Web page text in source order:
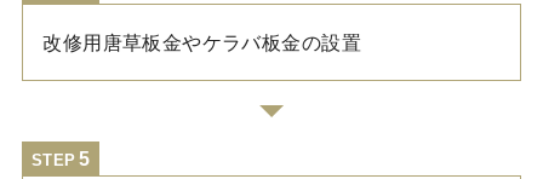
改修用唐草板金やケラバ板金の設置
STEP